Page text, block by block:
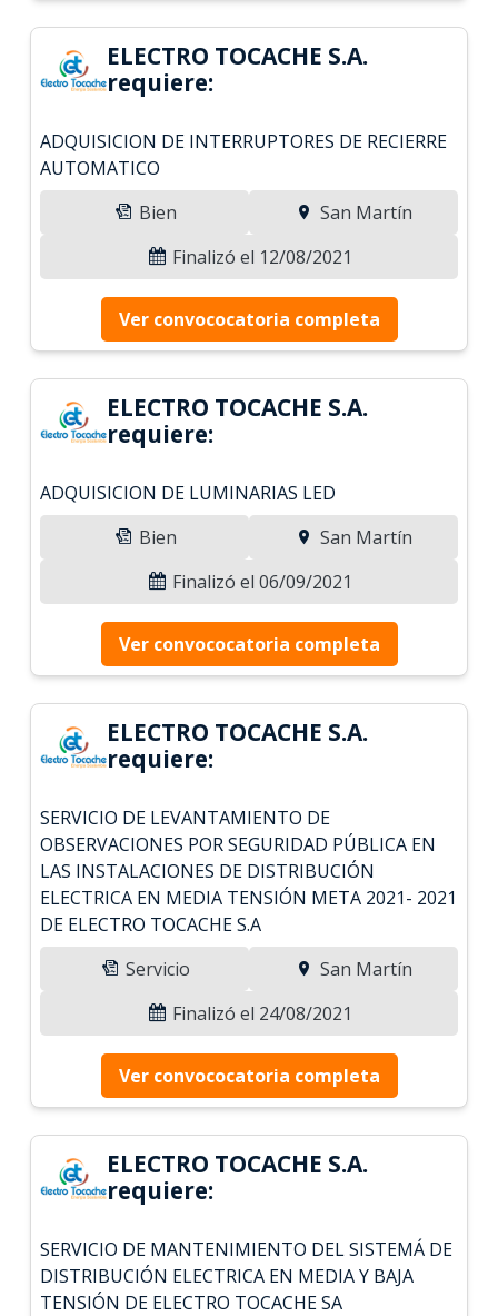
ELECTRO TOCACHE S.A.
requiere:
ADQUISICION DE INTERRUPTORES DE RECIERRE
AUTOMATICO
Bien
San Martín
Finalizó el 12/08/2021
Ver convococatoria completa
ELECTRO TOCACHE S.A.
requiere:
ADQUISICION DE LUMINARIAS LED
Bien
San Martín
Finalizó el 06/09/2021
Ver convococatoria completa
ELECTRO TOCACHE S.A.
requiere:
SERVICIO DE LEVANTAMIENTO DE
OBSERVACIONES POR SEGURIDAD PÚBLICA EN
LAS INSTALACIONES DE DISTRIBUCIÓN
ELECTRICA EN MEDIA TENSIÓN META 2021- 2021
DE ELECTRO TOCACHE S.A
Servicio
San Martín
Finalizó el 24/08/2021
Ver convococatoria completa
ELECTRO TOCACHE S.A.
requiere:
SERVICIO DE MANTENIMIENTO DEL SISTEMÁ DE
DISTRIBUCIÓN ELECTRICA EN MEDIA Y BAJA
TENSIÓN DE ELECTRO TOCACHE SA